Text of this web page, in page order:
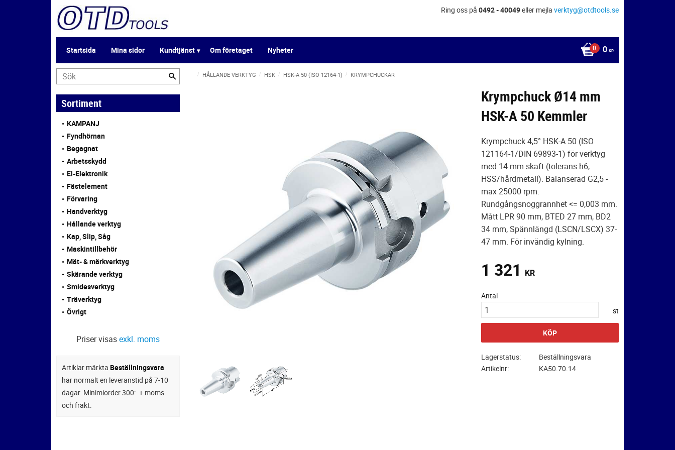
Ring oss på 0492 - 40049eller mejla verktyg@otdtools.se
Startsida Mina sidor Kundtjänst Om företaget Nyheter 0 KR
HÅLLANDE VERKTYG HSK HSK-A 50 (ISO 12164-1) KRYMPCHUCKAR
Krympchuck Ø14 mm
HSK-A 50 Kemmler
Krympchuck 4,5° HSK-A 50 (ISO
121164-1/DIN 69893-1) för verktyg
med 14 mm skaft (tolerans h6,
HSS/hårdmetall). Balanserad G2,5 -
max 25000 rpm.
Rundgångsnoggrannhet <= 0,003 mm.
Mått LPR 90 mm, BTED 27 mm, BD2
34 mm, Spännlängd (LSCN/LSCX) 37-
47 mm. För invändig kylning.
1 321 KR
Antal
st
KÖP
Lagerstatus
Beställningsvara
Artikelnr
KA50.70.14
Sortiment
KAMPANJ
Fyndhörnan
Begagnat
Arbetsskydd
El-Elektronik
Fästelement
Förvaring
Handverktyg
Hållande verktyg
Kap, Slip, Såg
Maskintillbehör
Mät- & märkverktyg
Skärande verktyg
Smidesverktyg
Träverktyg
Övrigt
Priser visasexkl. moms
Artiklar märkta Beställningsvara
har normalt en leveranstid på 7-10
dagar. Minimiorder 300:- + moms
och frakt.